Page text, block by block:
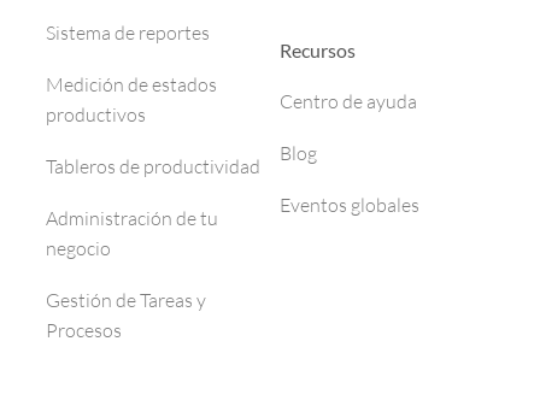
Sistema de reportes
Medición de estados
productivos
Tableros de productividad
Administración de tu
negocio
Gestión de Tareas y
Procesos
Recursos
Centro de ayuda
Blog
Eventos globales